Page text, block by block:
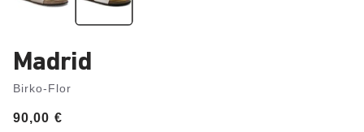
Madrid
Birko-Flor
Price:
90,00 €